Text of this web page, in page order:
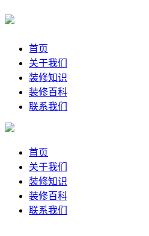
首页
关于我们
装修知识
装修百科
联系我们
首页
关于我们
装修知识
装修百科
联系我们